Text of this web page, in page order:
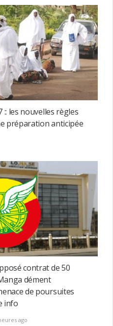
les nouvelles règles
préparation anticipée
contrat de 50
dément
de poursuites
info
ago